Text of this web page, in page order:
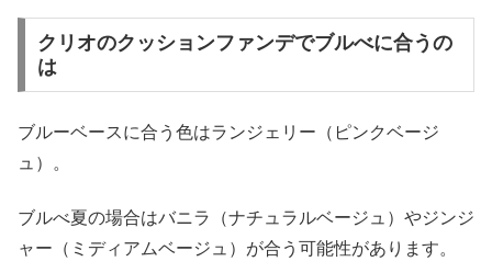
クリオのクッションファンデでブルべに合うの
は
ブルーベースに合う色はランジェリー（ピンクベージ
ュ）。
ブルべ夏の場合はバニラ（ナチュラルベージュ）やジンジ
ャー（ミディアムベージュ）が合う可能性があります。